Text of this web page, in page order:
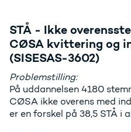
STÅ - Ikke
CØSA kvittering og
(SISESAS-3602)
Problemstilling:
På uddannelsen 4180
CØSA ikke overens med
er en forskel på 38,5 STÅ